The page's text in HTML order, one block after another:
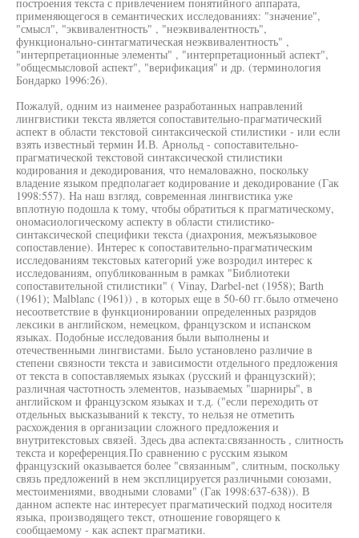
применяющегося в семантических исследованиях: "значение",
"смысл", "эквивалентность" , "неэквивалентность",
функционально-синтагматическая неэквивалентность" ,
"интерпретационные элементы" , "интерпретационный аспект",
"общесмысловой аспект", "верификация" и др. (терминология
Бондарко 1996:26).
Пожалуй, одним из наименее разработанных направлений
лингвистики текста является сопоставительно-прагматический
аспект в области текстовой синтаксической стилистики - или если
взять известный термин И.В. Арнольд - сопоставительно-
прагматической текстовой синтаксической стилистики
кодирования и декодирования, что немаловажно, поскольку
владение языком предполагает кодирование и декодирование (Гак
1998:557). На наш взгляд, современная лингвистика уже
вплотную подошла к тому, чтобы обратиться к прагматическому,
ономасиологическому аспекту в области стилистико-
синтаксической специфики текста (диахрония, межъязыковое
сопоставление). Интерес к сопоставительно-прагматическим
исследованиям текстовых категорий уже возродил интерес к
исследованиям, опубликованным в рамках "Библиотеки
сопоставительной стилистики" ( Vinay, Darbel-net (1958); Barth
(1961); Malblanc (1961)) , в которых еще в 50-60 гг.было отмечено
несоответствие в функционировании определенных разрядов
лексики в английском, немецком, французском и испанском
языках. Подобные исследования были выполнены и
отечественными лингвистами. Было установлено различие в
степени связности текста и зависимости отдельного предложения
от текста в сопоставляемых языках (русский и французский);
различная частотность элементов, называемых "шарниры", в
английском и французском языках и т.д. ("если переходить от
отдельных высказываний к тексту, то нельзя не отметить
расхождения в организации сложного предложения и
внутритекстовых связей. Здесь два аспекта:связанность , слитность
текста и кореференция.По сравнению с русским языком
французский оказывается более "связанным", слитным, поскольку
связь предложений в нем эксплицируется различными союзами,
местоимениями, вводными словами" (Гак 1998:637-638)). В
данном аспекте нас интересует прагматический подход носителя
языка, производящего текст, отношение говорящего к
сообщаемому - как аспект прагматики.